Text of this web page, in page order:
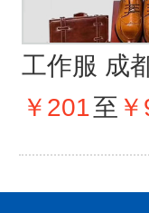
工作服 成
￥201至